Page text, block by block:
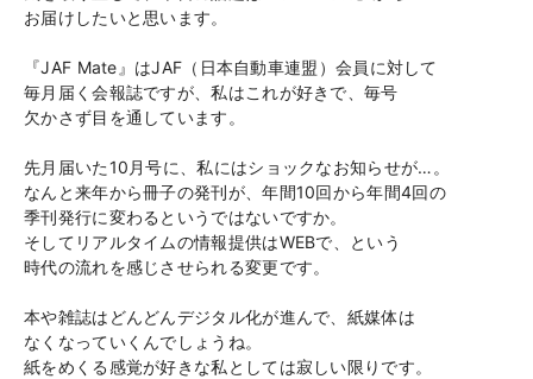
お届けしたいと思います。
『JAF Mate 』はJAF （日本自動車連盟）会員に対して
毎月届く会報誌ですが、私はこれが好きで、毎号
欠かさず目を通しています。
先月届いた10 月号に、私にはショックなお知らせが…。
なんと来年から冊子の発刊が、年間10回から年間4回の
季刊発行に変わるというではないですか。
そしてリアルタイムの情報提供はWEBで、という
時代の流れを感じさせられる変更です。
本や雑誌はどんどんデジタル化が進んで、紙媒体は
なくなっていくんでしょうね。
紙をめくる感覚が好きな私としては寂しい限りです。